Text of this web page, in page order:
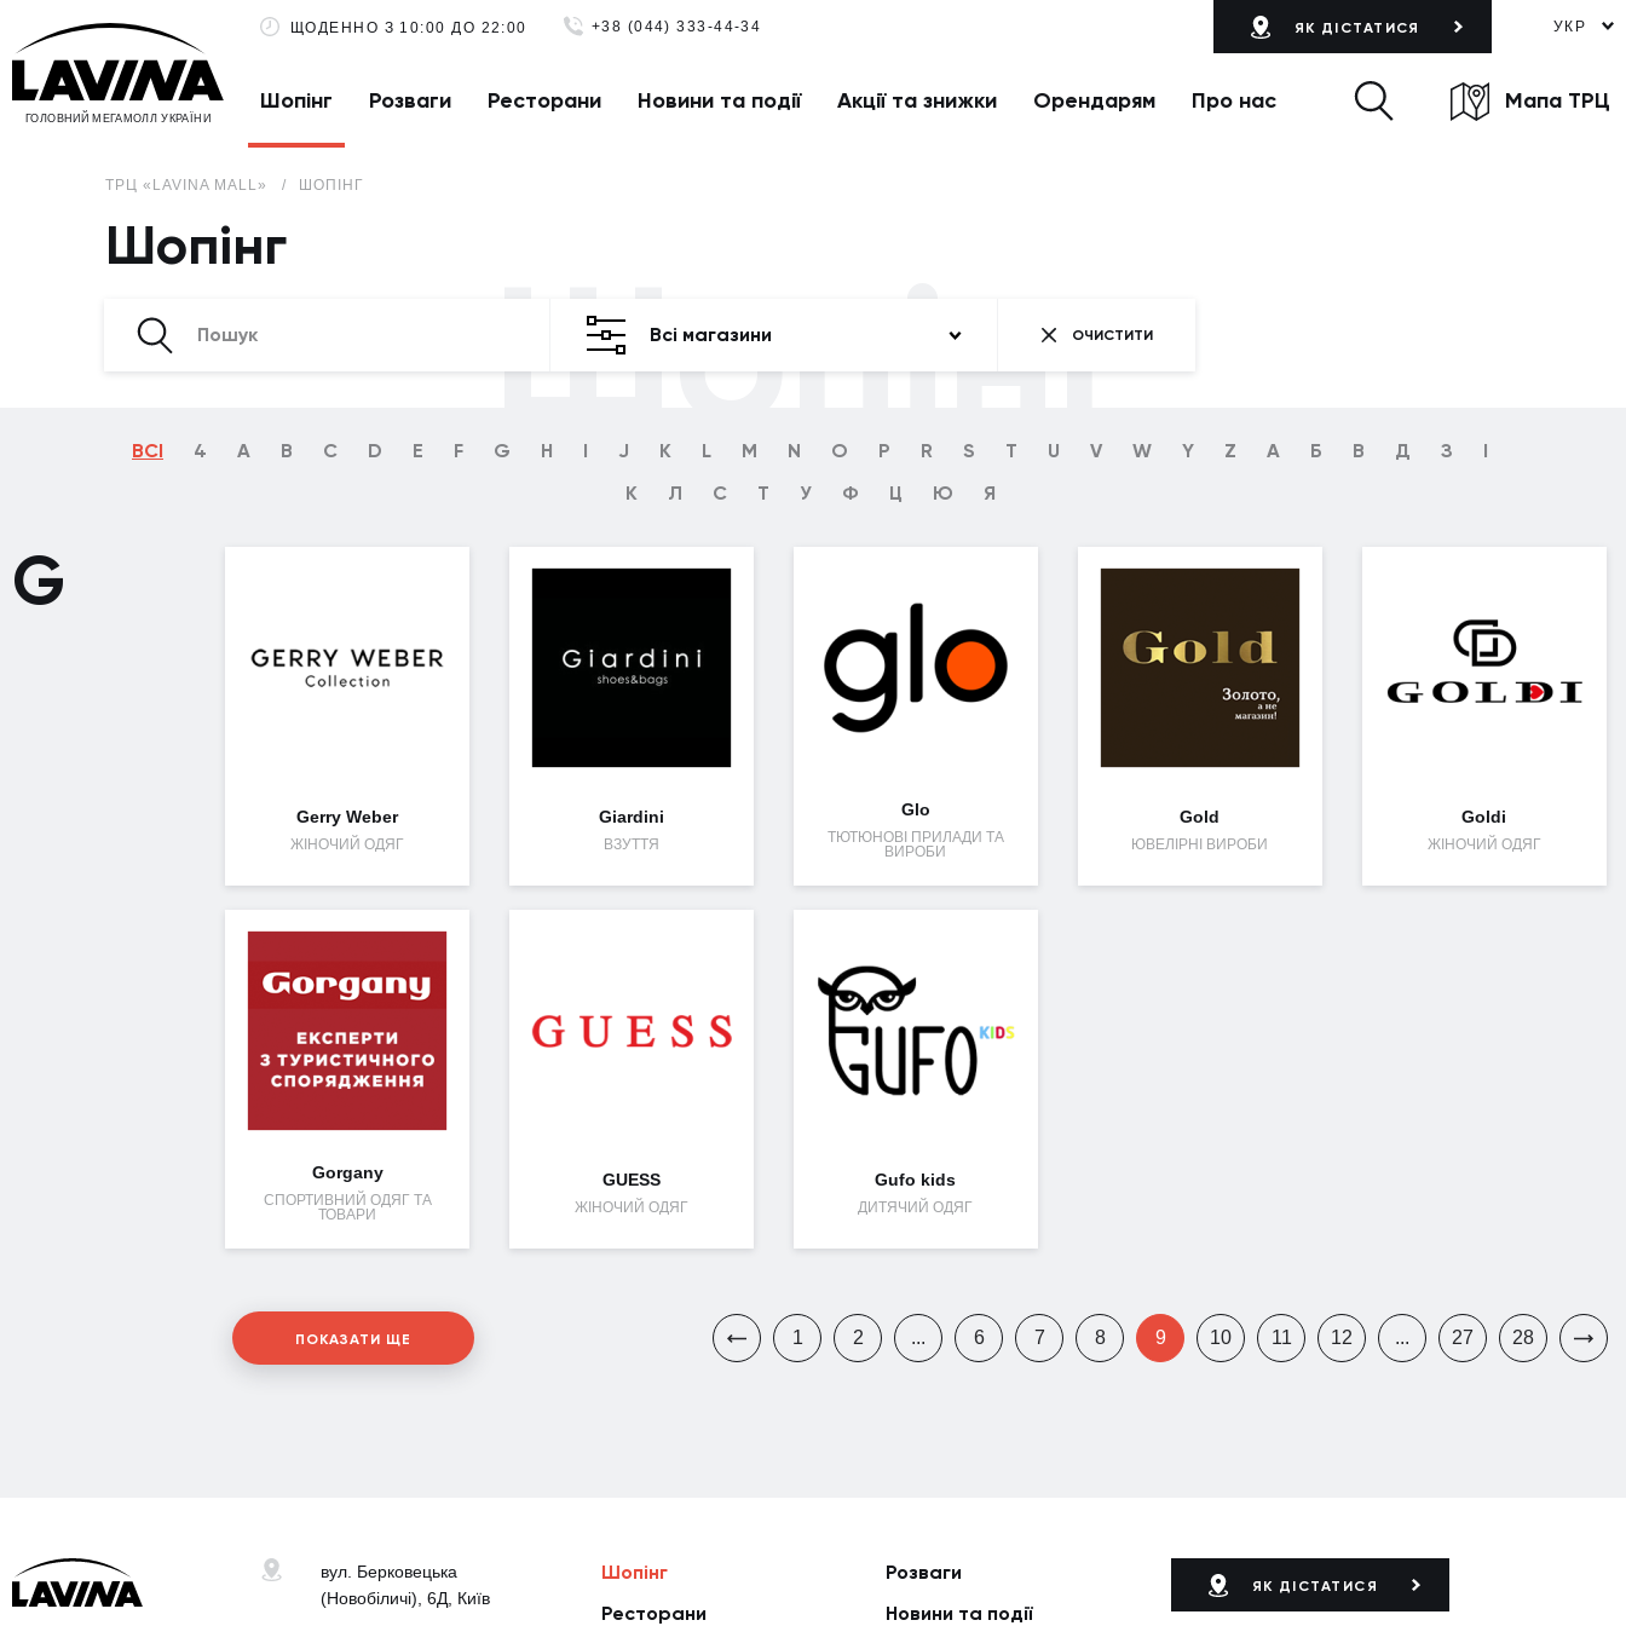
ГОЛОВНИЙ МЕГАМОЛЛ УКРАЇНИ
ЩОДЕННО З 10:00 ДО 22:00 +38 (044) 333-44-34 ЯК ДІСТАТИСЯ УКР
Шопінг Розваги Ресторани Новини та події Акції та знижки Орендарям Про нас Мапа ТРЦ
ТРЦ «LAVINA MALL» ШОПІНГ
Шопінг
Всі магазини ОЧИСТИТИ
Шопінг
ВСІ 4 A B C D E F G H I J K L M N O P R S T U V W Y Z А Б В Д З
І
К
Л С Т У Ф Ц Ю Я
G
Gerry Weber
ЖІНОЧИЙ ОДЯГ
Giardini
ВЗУТТЯ
Glo
ТЮТЮНОВІ ПРИЛАДИ ТА
ВИРОБИ
Gold
ЮВЕЛІРНІ ВИРОБИ
Goldi
ЖІНОЧИЙ ОДЯГ
Gorgany
СПОРТИВНИЙ ОДЯГ ТА
ТОВАРИ
GUESS
ЖІНОЧИЙ ОДЯГ
Gufo kids
ДИТЯЧИЙ ОДЯГ
ПОКАЗАТИ ЩЕ 1 2 ... 6 7 8 9 10 11 12 ... 27 28
вул. Берковецька
(Новобіличі), 6Д, Київ
Шопінг
Розваги
Ресторани
Новини та події
ЯК ДІСТАТИСЯ